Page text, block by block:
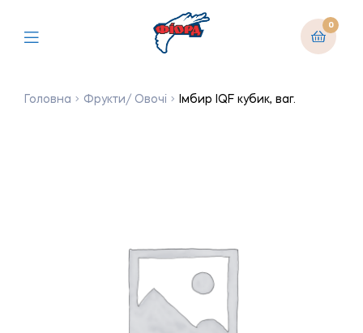
0
Головна Фрукти/ Овочі Імбир IQF кубик, ваг.